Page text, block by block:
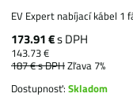
EV Expert nabíjací kábel 1
173.91 €s DPH
143.73 €
187 €s DPHZľava 7%
Dostupnosť:Skladom